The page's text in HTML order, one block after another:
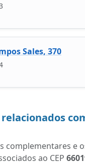
Sales, 370
complementares e
ao CEP